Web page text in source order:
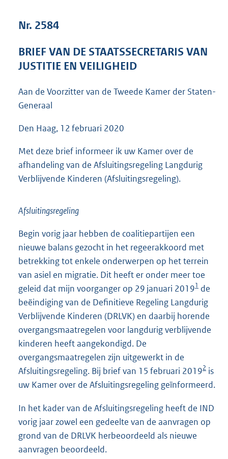
e
:
0
Nr. 2584
BRIEF VAN DE STAATSSECRETARIS VAN
JUSTITIE EN VEILIGHEID
Aan de Voorzitter van de Tweede Kamer der Staten-
Generaal
Den Haag, 12 februari 2020
Met deze brief informeer ik uw Kamer over de
afhandeling van de Afsluitingsregeling Langdurig
Verblijvende Kinderen (Afsluitingsregeling).
Afsluitingsregeling
Begin vorig jaar hebben de coalitiepartijen een
nieuwe balans gezocht in het regeerakkoord met
betrekking tot enkele onderwerpen op het terrein
van asiel en migratie. Dit heeft er onder meer toe
geleid dat mijn voorganger op 29 januari 20191 de
beëindiging van de Definitieve Regeling Langdurig
Verblijvende Kinderen (DRLVK) en daarbij horende
overgangsmaatregelen voor langdurig verblijvende
kinderen heeft aangekondigd. De
overgangsmaatregelen zijn uitgewerkt in de
Afsluitingsregeling. Bij brief van 15 februari 20192 is
uw Kamer over de Afsluitingsregeling geïnformeerd.
In het kader van de Afsluitingsregeling heeft de IND
vorig jaar zowel een gedeelte van de aanvragen op
grond van de DRLVK herbeoordeeld als nieuwe
aanvragen beoordeeld.